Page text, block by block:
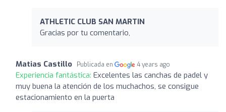
ATHLETIC CLUB SAN MARTIN
Gracias por tu comentario,
Matias Castillo Publicada en 4 years ago
Experiencia fantástica: Excelentes las canchas de padel y
muy buena la atención de los muchachos, se consigue
estacionamiento en la puerta